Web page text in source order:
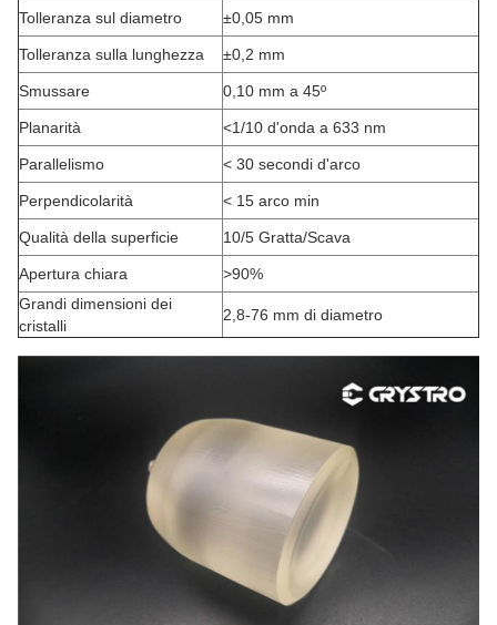
Tolleranza sul diametro ±0,05 mm
Tolleranza sulla lunghezza ±0,2 mm
Smussare 0,10 mm a 45º
Planarità <1/10 d'onda a 633 nm
Parallelismo < 30 secondi d'arco
Perpendicolarità < 15 arco min
Qualità della superficie 10/5 Gratta/Scava
Apertura chiara
>90%
Grandi dimensioni dei
cristalli
2,8-76 mm di diametro